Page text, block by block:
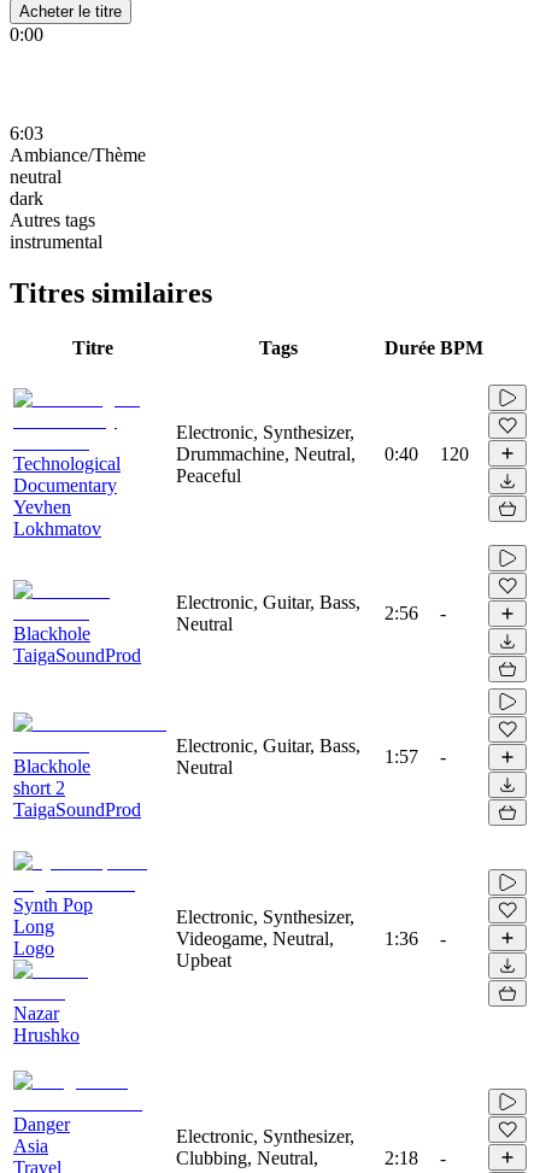
Acheter le titre
0:00
6:03
Ambiance/Thème
neutral
dark
Autres tags
instrumental
Titres similaires
Titre Tags Durée BPM
Technological
Documentary
Yevhen
Lokhmatov
Electronic, Synthesizer,
Drummachine, Neutral,
Peaceful
0:40 120
Blackhole
TaigaSoundProd
Electronic, Guitar, Bass,
Neutral
2:56 -
Blackhole
short 2
TaigaSoundProd
Electronic, Guitar, Bass,
Neutral
1:57 -
Synth Pop
Long
Logo
Nazar
Hrushko
Electronic, Synthesizer,
Videogame, Neutral,
Upbeat
1:36 -
Danger
Asia
Travel
Electronic, Synthesizer,
Clubbing, Neutral,
2:18 -